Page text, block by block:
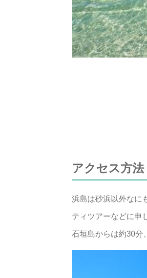
アクセス方法
浜島は砂浜以外なに
ティツアーなどに申
石垣島からは約30分